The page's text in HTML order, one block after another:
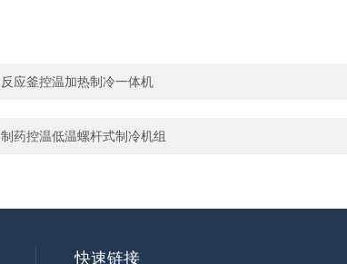
反应釜控温加热制冷一体机
制药控温低温螺杆式制冷机组
快速链接